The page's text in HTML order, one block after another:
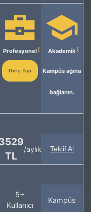
Profesyonel
Giriş Yap
Akademik
Kampüs ağına
bağlanın.
TL
/aylık Teklif Al
5+
Kullanıcı
Kampüs